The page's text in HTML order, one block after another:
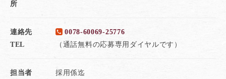
所
連絡先
TEL
0078-60069-25776
（通話無料の応募専用ダイヤルです）
担当者 採用係迄